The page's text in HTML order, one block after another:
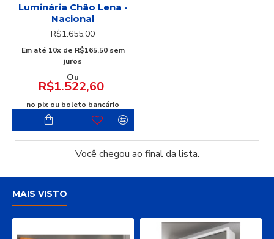
Luminária Chão Lena -
Nacional
R$1.655,00
Em até 10x de R$165,50 sem
juros
Ou
R$1.522,60
no pix ou boleto bancário
Você chegou ao final da lista.
MAIS VISTO